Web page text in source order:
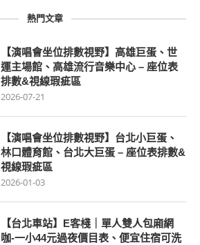
熱門文章
【演唱會坐位排數視野】高雄巨蛋、世
運主場館、高雄流行音樂中心 – 座位表
排數&視線瑕疵區
2026-07-21
【演唱會坐位排數視野】台北小巨蛋、
林口體育館、台北大巨蛋 – 座位表排數&
視線瑕疵區
2026-01-03
【台北車站】E客棧｜單人雙人包廂網
咖-一小44元過夜價目表、便宜住宿可洗